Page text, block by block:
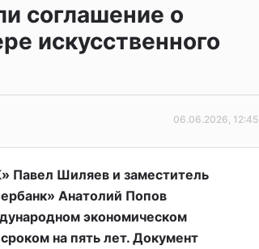
соглашение о
искусственного
06.06.2026, 12:45
Павел Шиляев и заместитель
Анатолий Попов
экономическом
на пять лет. Документ